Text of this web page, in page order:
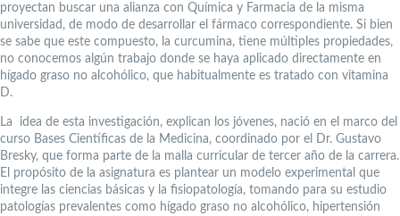
proyectan buscar una alianza con Química y Farmacia de la misma
universidad, de modo de desarrollar el fármaco correspondiente. Si bien
se sabe que este compuesto, la curcumina, tiene múltiples propiedades,
no conocemos algún trabajo donde se haya aplicado directamente en
hígado graso no alcohólico, que habitualmente es tratado con vitamina
D.
La idea de esta investigación, explican los jóvenes, nació en el marco del
curso Bases Científicas de la Medicina, coordinado por el Dr. Gustavo
Bresky, que forma parte de la malla curricular de tercer año de la carrera.
El propósito de la asignatura es plantear un modelo experimental que
integre las ciencias básicas y la fisiopatología, tomando para su estudio
patologías prevalentes como hígado graso no alcohólico, hipertensión